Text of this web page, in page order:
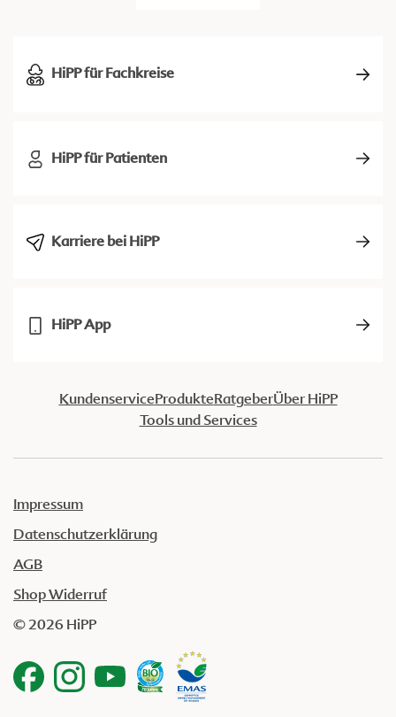
HiPP für Fachkreise
HiPP für Patienten
Karriere bei HiPP
HiPP App
KundenserviceProdukteRatgeberÜber HiPP
Tools und Services
Impressum
Datenschutzerklärung
AGB
Shop Widerruf
© 2026 HiPP